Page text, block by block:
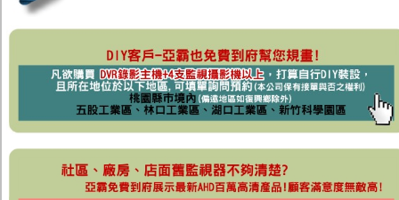
商品目錄
限時促銷特惠專案
IP網路攝影機及錄放影機
AHD DVR數位錄放影機
AHD半球型(適用屋內)
AHD中小型紅外線攝影機(適用騎樓、室內外)
AHD特殊功能型攝影機
旋轉型攝影機.旋轉台